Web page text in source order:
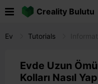
Creality Bulutu
Ev Tutorials
Evde Uzun
Kolları Nasıl